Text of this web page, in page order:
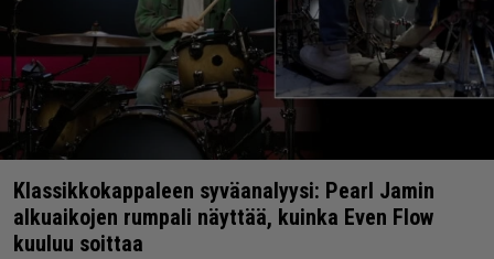
Klassikkokappaleen syväanalyysi: Pearl Jamin
alkuaikojen rumpali näyttää, kuinka Even Flow
kuuluu soittaa